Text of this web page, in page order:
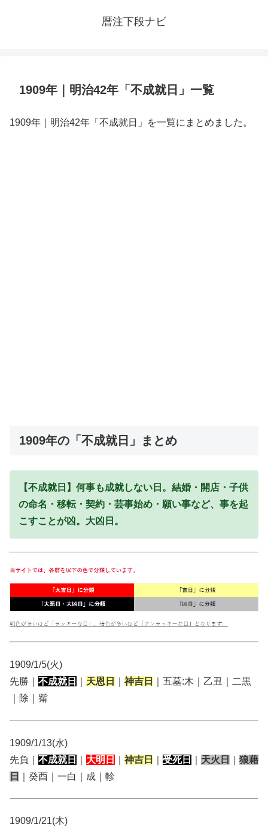
暦注下段ナビ
1909年｜明治42年「不成就日」一覧
1909年｜明治42年「不成就日」を一覧にまとめました。
1909年の「不成就日」まとめ
【不成就日】何事も成就しない日。結婚・開店・子供
の命名・移転・契約・芸事始め・願い事など、事を起
こすことが凶。大凶日。
1909/1/5(火)
先勝｜ 不成就日 天恩日 神吉日
｜五墓:木｜乙丑｜二黒
｜除｜觜
1909/1/13(水)
先負｜ 不成就日 大明日 神吉日 受死日 天火日
狼藉
日
｜癸酉｜一白｜成｜軫
1909/1/21(木)